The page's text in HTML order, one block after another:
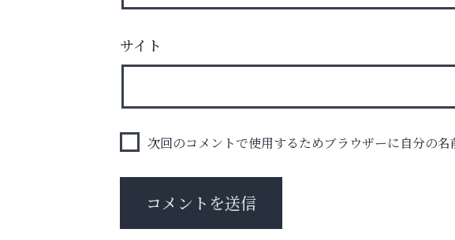
阪神相続相談協会
サイト
次回のコメントで使用するためブラウザーに自分の名